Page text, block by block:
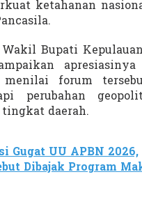
ketahanan
Bupati
apresiasinya
menilai forum
perubahan
daerah.
Gugat UU APBN 2026,
Dibajak Program
Batas Tanah